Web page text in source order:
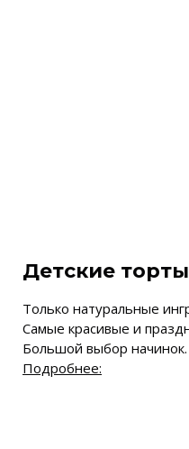
Детские
Только натуральные
Самые красивые и
Большой выбор начинок.
Подробнее: